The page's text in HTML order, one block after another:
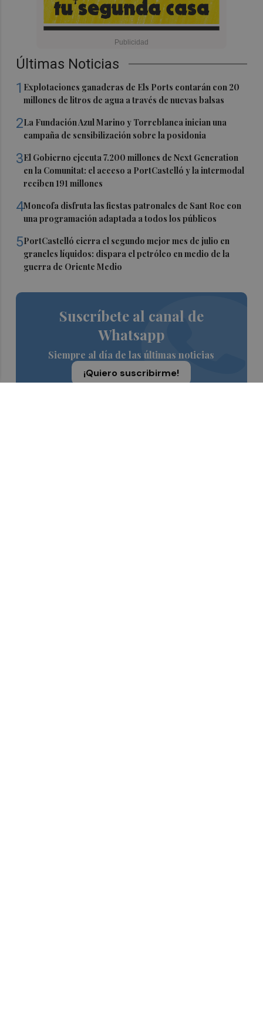
Últimas Noticias
1 Explotaciones ganaderas de Els Ports contarán con 20
millones de litros de agua a través de nuevas balsas
2La Fundación Azul Marino y Torreblanca inician una
campaña de sensibilización sobre la posidonia
3El Gobierno ejecuta 7.200 millones de Next Generation
en la Comunitat: el acceso a PortCastelló y la intermodal
reciben 191 millones
4Moncofa disfruta las fiestas patronales de Sant Roc con
una programación adaptada a todos los públicos
5PortCastelló cierra el segundo mejor mes de julio en
graneles líquidos: dispara el petróleo en medio de la
guerra de Oriente Medio
Suscríbete al canal de
Whatsapp
Siempre al día de las últimas noticias
¡Quiero suscribirme!